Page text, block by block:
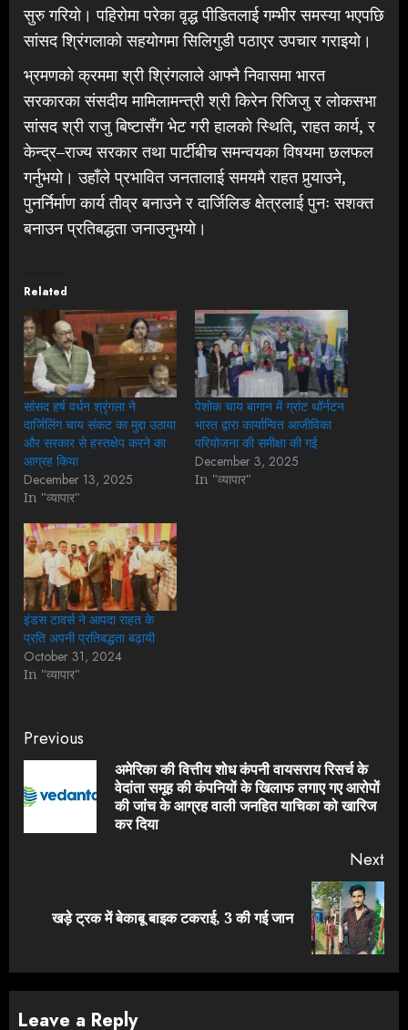
सुरु गरियो। पहिरोमा परेका वृद्ध पीडितलाई गम्भीर समस्या भएपछि
सांसद श्रिंगलाको सहयोगमा सिलिगुडी पठाएर उपचार गराइयो।
भ्रमणको क्रममा श्री श्रिंगलाले आफ्नै निवासमा भारत
सरकारका संसदीय मामिलामन्त्री श्री किरेन रिजिजु र लोकसभा
सांसद श्री राजु बिष्टासँग भेट गरी हालको स्थिति, राहत कार्य, र
केन्द्र–राज्य सरकार तथा पार्टीबीच समन्वयका विषयमा छलफल
गर्नुभयो। उहाँले प्रभावित जनतालाई समयमै राहत पुर्‍याउने,
पुनर्निर्माण कार्य तीव्र बनाउने र दार्जिलिङ क्षेत्रलाई पुनः सशक्त
बनाउन प्रतिबद्धता जनाउनुभयो।
Related
सांसद हर्ष वर्धन श्रृंगला ने
दार्जिलिंग चाय संकट का मुद्दा उठाया
और सरकार से हस्तक्षेप करने का
आग्रह किया
December 13, 2025
In "व्यापार"
पेशोक चाय बागान में ग्रांट थॉर्नटन
भारत द्वारा कार्यान्वित आजीविका
परियोजना की समीक्षा की गई
December 3, 2025
In "व्यापार"
इंडस टावर्स ने आपदा राहत के
प्रति अपनी प्रतिबद्धता बढ़ायी
October 31, 2024
In "व्यापार"
Continue
Reading
Previous
अमेरिका की वित्तीय शोध कंपनी वायसराय रिसर्च के
वेदांता समूह की कंपनियों के खिलाफ लगाए गए आरोपों
की जांच के आग्रह वाली जनहित याचिका को खारिज
कर दिया
Next
Nextखड़े ट्रक में बेकाबू बाइक टकराई, 3 की गई जान
Leave a Reply